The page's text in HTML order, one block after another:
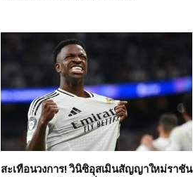
สะเทือนวงการ! วินิซิอุสเมินสัญญาใหม่ราชัน